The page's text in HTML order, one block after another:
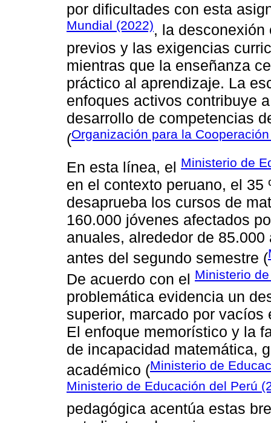
por dificultades con esta
Mundial (2022), la
previos y las exigencias
mientras que la enseñanza
práctico al aprendizaje. La
enfoques activos contribuye
desarrollo de competencias
(Organización para la
En esta línea, el Ministerio de
en el contexto peruano, el
desaprueba los cursos de
160.000 jóvenes afectados
anuales, alrededor de
antes del segundo semestre (
De acuerdo con el Ministerio
problemática evidencia un
superior, marcado por
El enfoque memorístico y la
de incapacidad matemática,
académico (Ministerio de
Ministerio de Educación del Perú
pedagógica acentúa estas